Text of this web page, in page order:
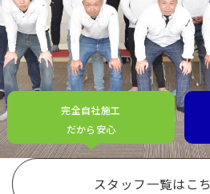
完全自社施工
だから安心
スタッフ一覧はこ